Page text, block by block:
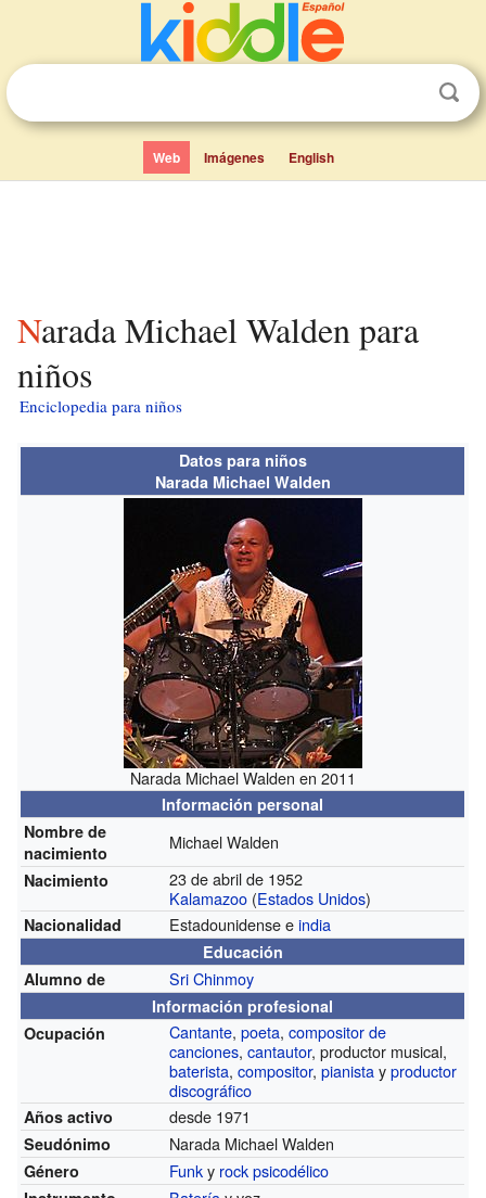
Web Imágenes English
Narada Michael Walden para
niños
Enciclopedia para niños
Datos para niños
Narada Michael Walden
Narada Michael Walden en 2011
Información personal
Nombre de
nacimiento
Michael Walden
Nacimiento
23 de abril de 1952
Kalamazoo (Estados Unidos)
Nacionalidad Estadounidense eindia
Educación
Alumno de
Sri Chinmoy
Información profesional
Ocupación
Cantante,poeta,compositor de
canciones,cantautor, productor musical,
baterista,compositor,pianistayproductor
discográfico
Años activo desde 1971
Seudónimo Narada Michael Walden
Género Funky rock psicodélico